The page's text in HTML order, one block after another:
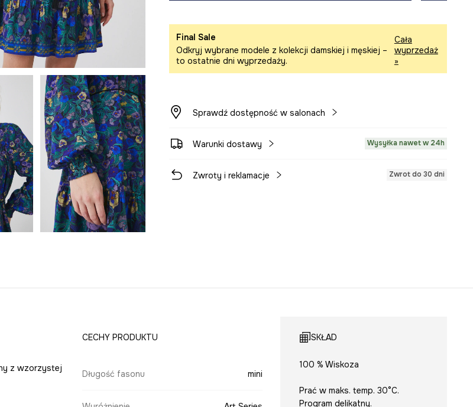
Final Sale
Odkryj wybrane modele z kolekcji damskiej i męskiej –
to ostatnie dni wyprzedaży.
Cała
wyprzedaż
»
Sprawdź dostępność w salonach
Warunki dostawy Wysyłka nawet w 24h
Zwroty i reklamacje Zwrot do 30 dni
z wzorzystej
CECHY PRODUKTU
Długość fasonu mini
SKŁAD
100 % Wiskoza
Prać w maks. temp. 30°C.
Program delikatny.